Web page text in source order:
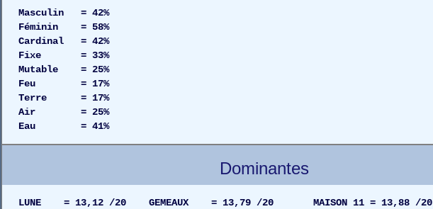
Masculin = 42%
Féminin = 58%
Cardinal = 42%
Fixe = 33%
Mutable = 25%
Feu = 17%
Terre = 17%
Air = 25%
Eau = 41%
Dominantes
LUNE = 13,12 /20 GEMEAUX = 13,79 /20 MAISON 11 = 13,88 /20